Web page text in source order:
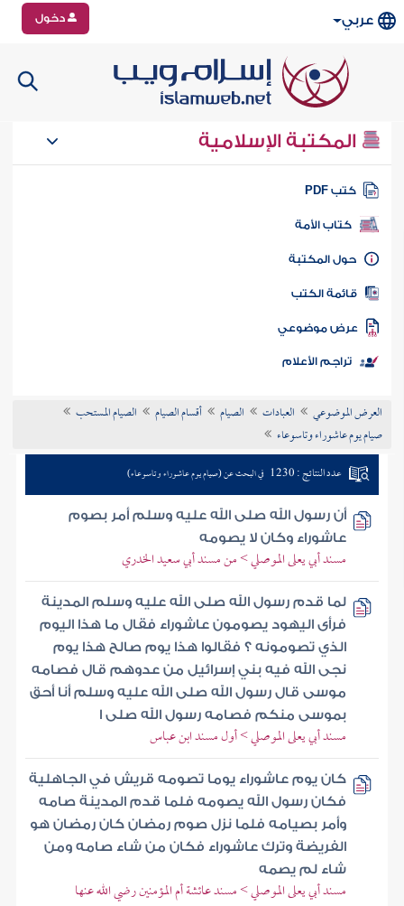
عربي دخول
المكتبة الإسلامية
كتب PDF
كتاب الأمة
المكتبة
الكتب
موضوعي
تراجم الأعلام
العرض الموضوعي العبادات الصيام أقسام الصيام
الصيام المستحب
صيام يوم عاشوراء وتاسوعاء
عدد النتائج : 1230 في البحث عن (صيام يوم عاشوراء وتاسوعاء)
أن رسول الله صلى الله عليه وسلم أمر بصوم
عاشوراء وكان لا يصومه
مسند أبي يعلى الموصلي > من مسند أبي سعيد الخدري
لما قدم رسول الله صلى الله عليه وسلم المدينة
فرأى اليهود يصومون عاشوراء فقال ما هذا اليوم
الذي تصومونه ؟ فقالوا هذا يوم صالح هذا يوم
نجى الله فيه بني إسرائيل من عدوهم قال فصامه
موسى قال رسول الله صلى الله عليه وسلم أنا أحق
بموسى منكم فصامه رسول الله صلى ا
مسند أبي يعلى الموصلي > أول مسند ابن عباس
كان يوم عاشوراء يوما تصومه قريش في الجاهلية
فكان رسول الله يصومه فلما قدم المدينة صامه
وأمر بصيامه فلما نزل صوم رمضان كان رمضان هو
الفريضة وترك عاشوراء فكان من شاء صامه ومن
شاء لم يصمه
مسند أبي يعلى الموصلي > مسند عائشة أم المؤمنين رضي الله عنها